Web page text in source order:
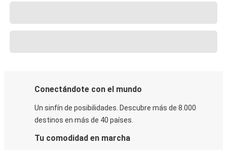
Conectándote con el mundo
Un sinfín de posibilidades. Descubre más de 8.000
destinos en más de 40 países.
Tu comodidad en marcha